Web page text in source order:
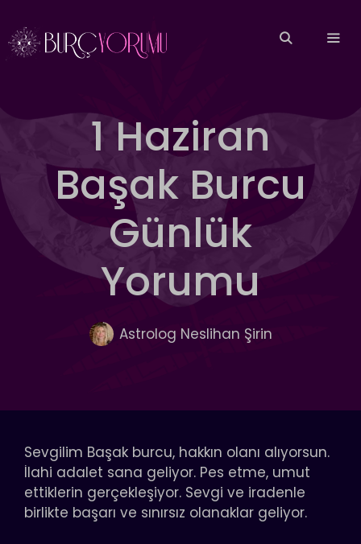
atla
1 Haziran
Başak Burcu
Günlük
Yorumu
Astrolog Neslihan Şirin
Sevgilim Başak burcu, hakkın olanı alıyorsun.
İlahi adalet sana geliyor. Pes etme, umut
ettiklerin gerçekleşiyor. Sevgi ve iradenle
birlikte başarı ve sınırsız olanaklar geliyor.